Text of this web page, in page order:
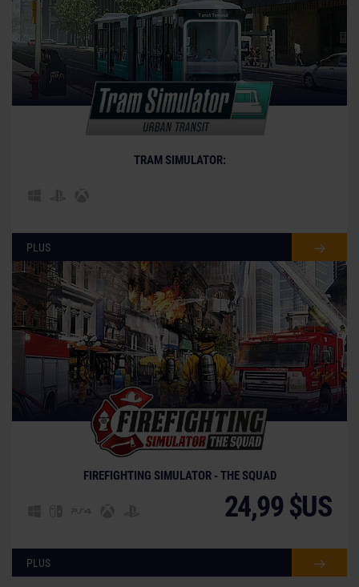
© [Translate to French:]
TRAM SIMULATOR:
PLUS
FIREFIGHTING SIMULATOR - THE SQUAD
24,99 $US
PLUS